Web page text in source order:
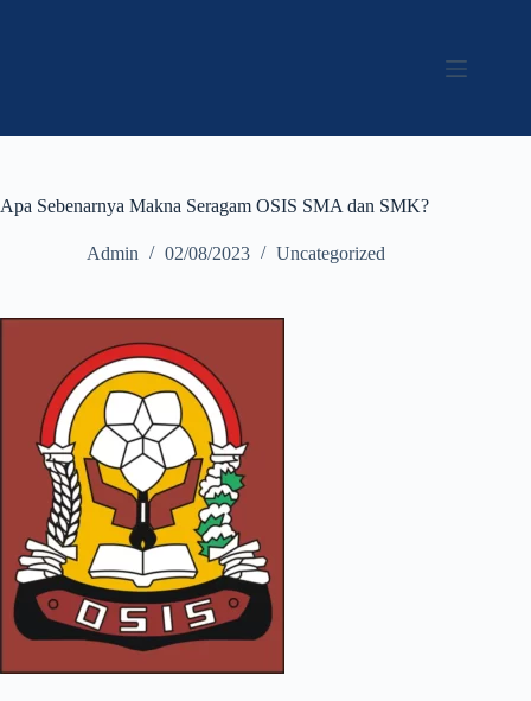
Apa Sebenarnya Makna Seragam OSIS SMA dan SMK?
Admin 02/08/2023 Uncategorized